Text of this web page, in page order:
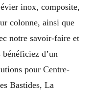
inox, composite,
colonne, ainsi que
notre savoir-faire et
d’un
pour Centre-
Bastides, La